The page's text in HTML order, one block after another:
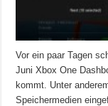
Vor ein paar Tagen
Juni Xbox One
kommt. Unter
Speichermedien